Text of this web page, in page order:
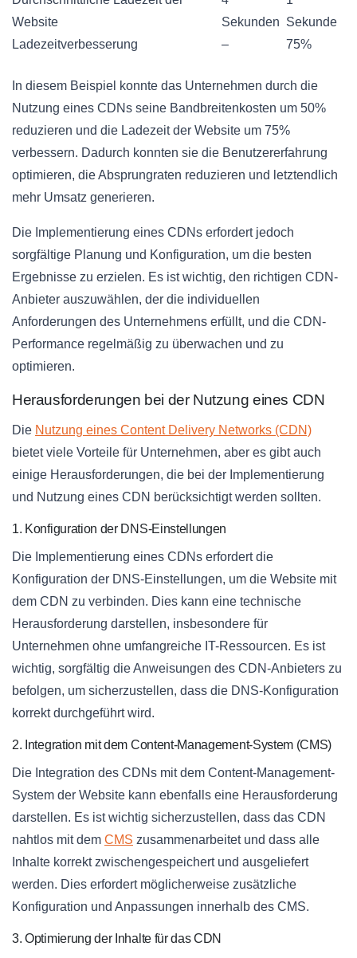
Website
Sekunden Sekunde
Ladezeitverbesserung
– 75%
In diesem Beispiel konnte das Unternehmen durch die
Nutzung eines CDNs seine Bandbreitenkosten um 50%
reduzieren und die Ladezeit der Website um 75%
verbessern. Dadurch konnten sie die Benutzererfahrung
optimieren, die Absprungraten reduzieren und letztendlich
mehr Umsatz generieren.
Die Implementierung eines CDNs erfordert jedoch
sorgfältige Planung und Konfiguration, um die besten
Ergebnisse zu erzielen. Es ist wichtig, den richtigen CDN-
Anbieter auszuwählen, der die individuellen
Anforderungen des Unternehmens erfüllt, und die CDN-
Performance regelmäßig zu überwachen und zu
optimieren.
Herausforderungen bei der Nutzung eines CDN
Die Nutzung eines Content Delivery Networks (CDN)
bietet viele Vorteile für Unternehmen, aber es gibt auch
einige Herausforderungen, die bei der Implementierung
und Nutzung eines CDN berücksichtigt werden sollten.
1. Konfiguration der DNS-Einstellungen
Die Implementierung eines CDNs erfordert die
Konfiguration der DNS-Einstellungen, um die Website mit
dem CDN zu verbinden. Dies kann eine technische
Herausforderung darstellen, insbesondere für
Unternehmen ohne umfangreiche IT-Ressourcen. Es ist
wichtig, sorgfältig die Anweisungen des CDN-Anbieters zu
befolgen, um sicherzustellen, dass die DNS-Konfiguration
korrekt durchgeführt wird.
2. Integration mit dem Content-Management-System (CMS)
Die Integration des CDNs mit dem Content-Management-
System der Website kann ebenfalls eine Herausforderung
darstellen. Es ist wichtig sicherzustellen, dass das CDN
nahtlos mit dem CMS zusammenarbeitet und dass alle
Inhalte korrekt zwischengespeichert und ausgeliefert
werden. Dies erfordert möglicherweise zusätzliche
Konfiguration und Anpassungen innerhalb des CMS.
3. Optimierung der Inhalte für das CDN